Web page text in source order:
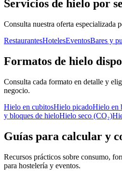
Servicios de hielo por
Consulta nuestra oferta especializada
RestaurantesHotelesEventosBares y
Formatos de hielo
Consulta cada formato en detalle y
negocio.
Hielo en cubitosHielo picadoHielo en
y bloques de hieloHielo seco (CO₂)
Guías para calcular y
Recursos prácticos sobre consumo,
para hostelería y eventos.